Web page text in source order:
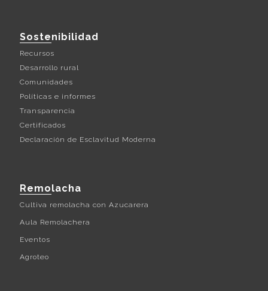
Sostenibilidad
Recursos
Desarrollo rural
Comunidades
Políticas e informes
Transparencia
Certificados
Declaración de Esclavitud Moderna
Remolacha
Cultiva remolacha con Azucarera
Aula Remolachera
Eventos
Agroteo